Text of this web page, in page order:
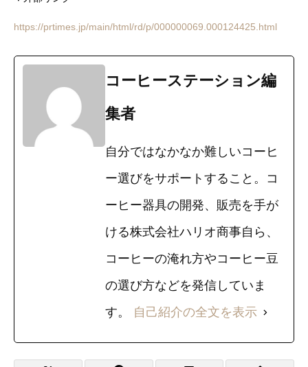
https://prtimes.jp/main/html/rd/p/000000069.000124425.html
コーヒーステーション編
集者
自分ではなかなか難しいコーヒ
ー選びをサポートすること。コ
ーヒー器具の開発、販売を手が
ける株式会社ハリオ商事自ら、
コーヒーの淹れ方やコーヒー豆
の選び方などを発信していま
す。 自己紹介の全文を表示